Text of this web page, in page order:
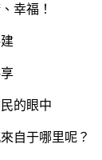
幸福！
的眼中
自于哪里呢？